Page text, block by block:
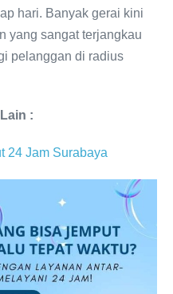
hari. Banyak gerai kini
yang sangat terjangkau
pelanggan di radius
:
24 Jam Surabaya